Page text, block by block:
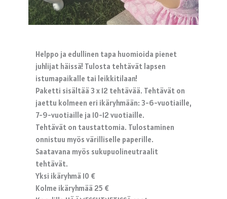
Helppo ja edullinen tapa huomioida pienet
juhlijat häissä! Tulosta tehtävät lapsen
istumapaikalle tai leikkitilaan!
Paketti sisältää 3 x 12 tehtävää. Tehtävät on
jaettu kolmeen eri ikäryhmään: 3-6-vuotiaille,
7-9-vuotiaille ja 10-12 vuotiaille.
Tehtävät on taustattomia. Tulostaminen
onnistuu myös värilliselle paperille.
Saatavana myös sukupuolineutraalit
tehtävät.
Yksi ikäryhmä 10 €
Kolme ikäryhmää 25 €